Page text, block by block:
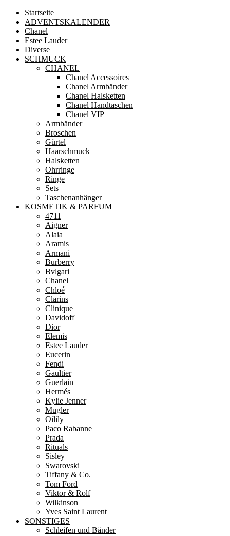
Startseite
ADVENTSKALENDER
Chanel
Estee Lauder
Diverse
SCHMUCK
CHANEL
Chanel Accessoires
Chanel Armbänder
Chanel Halsketten
Chanel Handtaschen
Chanel VIP
Armbänder
Broschen
Gürtel
Haarschmuck
Halsketten
Ohrringe
Ringe
Sets
Taschenanhänger
KOSMETIK & PARFUM
4711
Aigner
Alaia
Aramis
Armani
Burberry
Bvlgari
Chanel
Chloé
Clarins
Clinique
Davidoff
Dior
Elemis
Estee Lauder
Eucerin
Fendi
Gaultier
Guerlain
Hermés
Kylie Jenner
Mugler
Oilily
Paco Rabanne
Prada
Rituals
Sisley
Swarovski
Tiffany & Co.
Tom Ford
Viktor & Rolf
Wilkinson
Yves Saint Laurent
SONSTIGES
Schleifen und Bänder